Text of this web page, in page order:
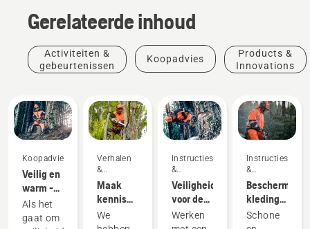
Gerelateerde inhoud
Activiteiten &
gebeurtenissen
Koopadvies
Products &
Innovations
Koopadvies
Veilig en
warm -
de
accessoires
Als het
gaat om
Verhalen
&
inspiratie
Maak
kennis
met het
Husqvarna
We
Products
&
Innovations
Beschermende
kleding
van
Instructies's
&
handleidingen
Veiligheidsvoorschriften
voor de
kettingzaag
Werken
Instructies's
&
handleidingen
kleding
van
Husqvarna:
Schone